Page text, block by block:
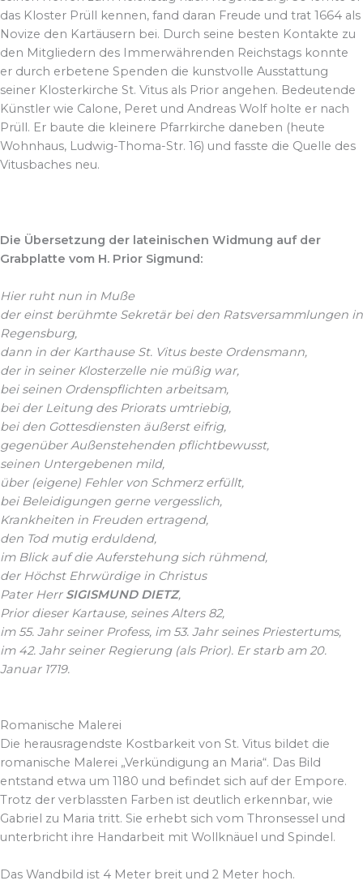
das Kloster Prüll kennen, fand daran Freude und trat 1664 als
Novize den Kartäusern bei. Durch seine besten Kontakte zu
den Mitgliedern des Immerwährenden Reichstags konnte
er durch erbetene Spenden die kunstvolle Ausstattung
seiner Klosterkirche St. Vitus als Prior angehen. Bedeutende
Künstler wie Calone, Peret und Andreas Wolf holte er nach
Prüll. Er baute die kleinere Pfarrkirche daneben (heute
Wohnhaus, Ludwig-Thoma-Str. 16) und fasste die Quelle des
Vitusbaches neu.
Die Übersetzung der lateinischen Widmung auf der
Grabplatte vom H. Prior Sigmund:
Hier ruht nun in Muße
der einst berühmte Sekretär bei den Ratsversammlungen in
Regensburg,
dann in der Karthause St. Vitus beste Ordensmann,
der in seiner Klosterzelle nie müßig war,
bei seinen Ordenspflichten arbeitsam,
bei der Leitung des Priorats umtriebig,
bei den Gottesdiensten äußerst eifrig,
gegenüber Außenstehenden pflichtbewusst,
seinen Untergebenen mild,
über (eigene) Fehler von Schmerz erfüllt,
bei Beleidigungen gerne vergesslich,
Krankheiten in Freuden ertragend,
den Tod mutig erduldend,
im Blick auf die Auferstehung sich rühmend,
der Höchst Ehrwürdige in Christus
Pater Herr SIGISMUND DIETZ,
Prior dieser Kartause, seines Alters 82,
im 55. Jahr seiner Profess, im 53. Jahr seines Priestertums,
im 42. Jahr seiner Regierung (als Prior). Er starb am 20.
Januar 1719.
Romanische Malerei
Die herausragendste Kostbarkeit von St. Vitus bildet die
romanische Malerei „Verkündigung an Maria“. Das Bild
entstand etwa um 1180 und befindet sich auf der Empore.
Trotz der verblassten Farben ist deutlich erkennbar, wie
Gabriel zu Maria tritt. Sie erhebt sich vom Thronsessel und
unterbricht ihre Handarbeit mit Wollknäuel und Spindel.
Das Wandbild ist 4 Meter breit und 2 Meter hoch.